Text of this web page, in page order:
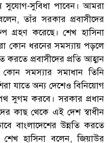
সুযোগ-সুবিধা পাবেন। আমরা
তাঁর সরকার প্রবাসীদের
গ্রহণ করেছে। শেখ হাসিনা
কোন ধরনের সমস্যায় পড়লে
করতে প্রবাসীদের প্রতি আহ্বান
সমস্যার সমাধান তিনি
যাতে অন্য দেশেও বিনিয়োগ
সুগম করবে। সরকার প্রধান
কাছ থেকে এই দেশ স্বাধীন
বাংলাদেশের উন্নতি করতে
শেখ হাসিনা বলেন, জিয়াউর